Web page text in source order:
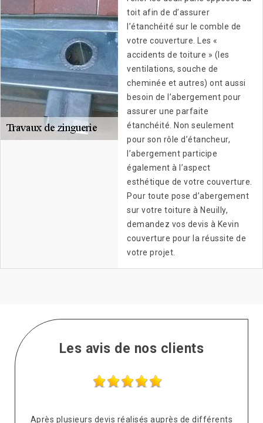
toit afin de d’assurer
l’étanchéité sur le comble de
votre couverture. Les «
accidents de toiture » (les
ventilations, souche de
cheminée et autres) ont aussi
besoin de l’abergement pour
assurer une parfaite
étanchéité. Non seulement
pour son rôle d’étancheur,
l’abergement participe
également à l’aspect
esthétique de votre couverture.
Pour toute pose d’abergement
sur votre toiture à Neuilly,
demandez vos devis à Kevin
couverture pour la réussite de
votre projet.
Les avis de nos clients
Après plusieurs devis réalisés auprès de différents